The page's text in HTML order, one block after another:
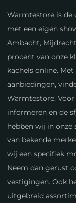
Warmtestore is de
met een eigen
Ambacht,
procent van onze
kachels online.
aanbiedingen,
Warmtestore.
informeren en de
hebben wij in onze
van bekende
wij een specifiek
Neem dan gerust
vestigingen. Ook
uitgebreid